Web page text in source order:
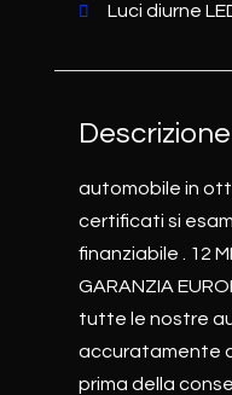
Luci diurne
Descrizione
automobile in
certificati si
finanziabile . 12
GARANZIA
tutte le nostre
accuratamente
prima della